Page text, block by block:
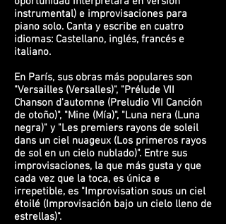
instrumental) e improvisaciones para
piano solo. Canta y escribe en cuatro
idiomas: Castellano, inglés, francés e
italiano.
En París, sus obras más populares son
"Versailles (Versalles)", "Prélude VII
Chanson d'automne (Preludio VII Canción
de otoño)", "Mine (Mía)", "Luna nera (Luna
negra)" y "Les premiers rayons de soleil
dans un ciel nuageux (Los primeros rayos
de sol en un cielo nublado)". Entre sus
improvisaciones, la que más gusta y que
cada vez que la toca, es única e
irrepetible, es "Improvisation sous un ciel
étoilé (Improvisación bajo un cielo lleno de
estrellas)".